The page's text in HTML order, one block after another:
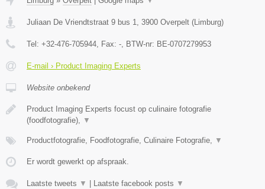
Juliaan De Vriendtstraat 9 bus 1, 3900 Overpelt (Limburg)
Tel: +32-476-705944, Fax: -, BTW-nr: BE-0707279953
E-mail › Product Imaging Experts
Website onbekend
Product Imaging Experts focust op culinaire fotografie
(foodfotografie), ▼
Productfotografie, Foodfotografie, Culinaire Fotografie, ▼
Er wordt gewerkt op afspraak.
Laatste tweets ▼ Laatste facebook posts ▼